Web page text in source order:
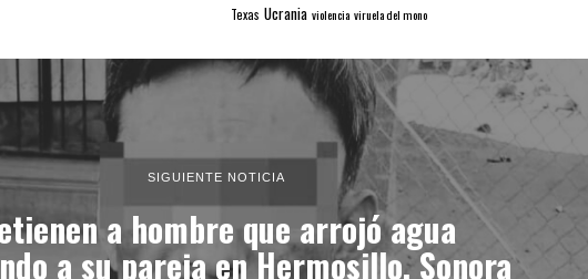
Texas Ucrania violencia viruela del mono
SIGUIENTE NOTICIA
a hombre que arrojó agua
a su pareja en Hermosillo, Sonora